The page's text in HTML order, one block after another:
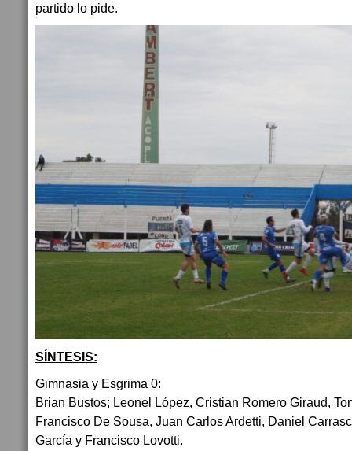
partido lo pide.
SÍNTESIS:
Gimnasia y Esgrima 0:
Brian Bustos; Leonel López, Cristian Romero Giraud,
Francisco De Sousa, Juan Carlos Ardetti, Daniel
García y Francisco Lovotti.